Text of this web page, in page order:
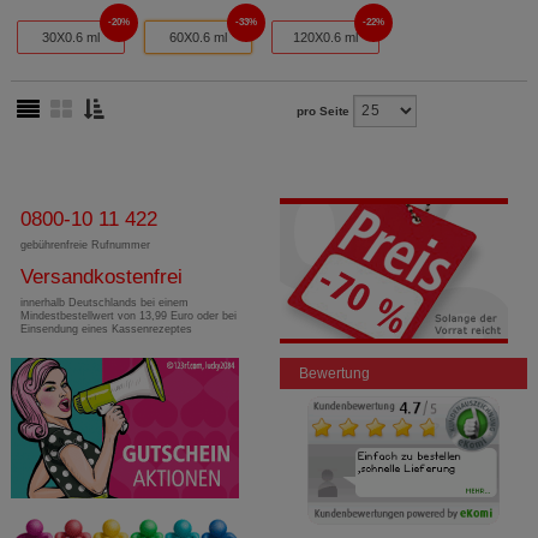
30X0.6 ml
20%
60X0.6 ml
33%
120X0.6 ml
22%
pro Seite
0800-10 11 422
gebührenfreie Rufnummer
Versandkostenfrei
innerhalb Deutschlands bei einem
Mindestbestellwert von 13,99 Euro oder bei
Einsendung eines Kassenrezeptes
Bewertung